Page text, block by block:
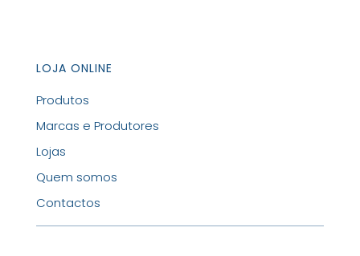
LOJA ONLINE
Produtos
Marcas e Produtores
Lojas
Quem somos
Contactos